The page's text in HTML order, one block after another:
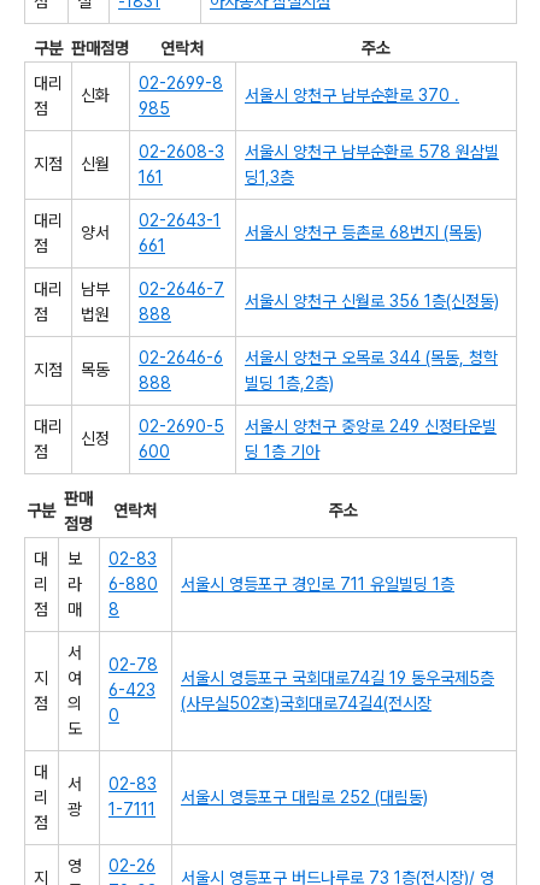
구분 판매점명 연락처
주소
대리
점
신화
02-2699-8
985
서울시 양천구 남부순환로 370 .
지점 신월
02-2608-3
161
서울시 양천구 남부순환로 578 원삼빌
딩1,3층
대리
점
양서
02-2643-1
661
서울시 양천구 등촌로 68번지 (목동)
대리
점
남부
법원
02-2646-7
888
서울시 양천구 신월로 356 1층(신정동)
지점 목동
02-2646-6
888
서울시 양천구 오목로 344 (목동, 청학
빌딩 1층,2층)
대리
점
신정
02-2690-5
600
서울시 양천구 중앙로 249 신정타운빌
딩 1층 기아
구분
판매
점명
연락처 주소
대
리
점
보
라
매
02-83
6-880
8
서울시 영등포구 경인로 711 유일빌딩 1층
지
점
서
여
의
도
02-78
6-423
0
서울시 영등포구 국회대로74길 19 동우국제5층
(사무실502호)국회대로74길4(전시장
대
리
점
서
광
02-83
1-7111
서울시 영등포구 대림로 252 (대림동)
지
영
02-26
서울시 영등포구 버드나루로 73 1층(전시장)/ 영